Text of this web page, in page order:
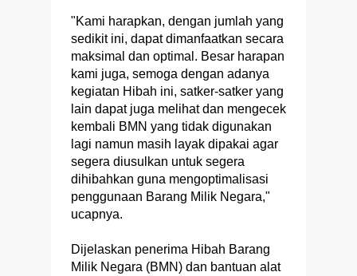
"Kami harapkan, dengan jumlah yang
sedikit ini, dapat dimanfaatkan secara
maksimal dan optimal. Besar harapan
kami juga, semoga dengan adanya
kegiatan Hibah ini, satker-satker yang
lain dapat juga melihat dan mengecek
kembali BMN yang tidak digunakan
lagi namun masih layak dipakai agar
segera diusulkan untuk segera
dihibahkan guna mengoptimalisasi
penggunaan Barang Milik Negara,"
ucapnya.
Dijelaskan penerima Hibah Barang
Milik Negara (BMN) dan bantuan alat